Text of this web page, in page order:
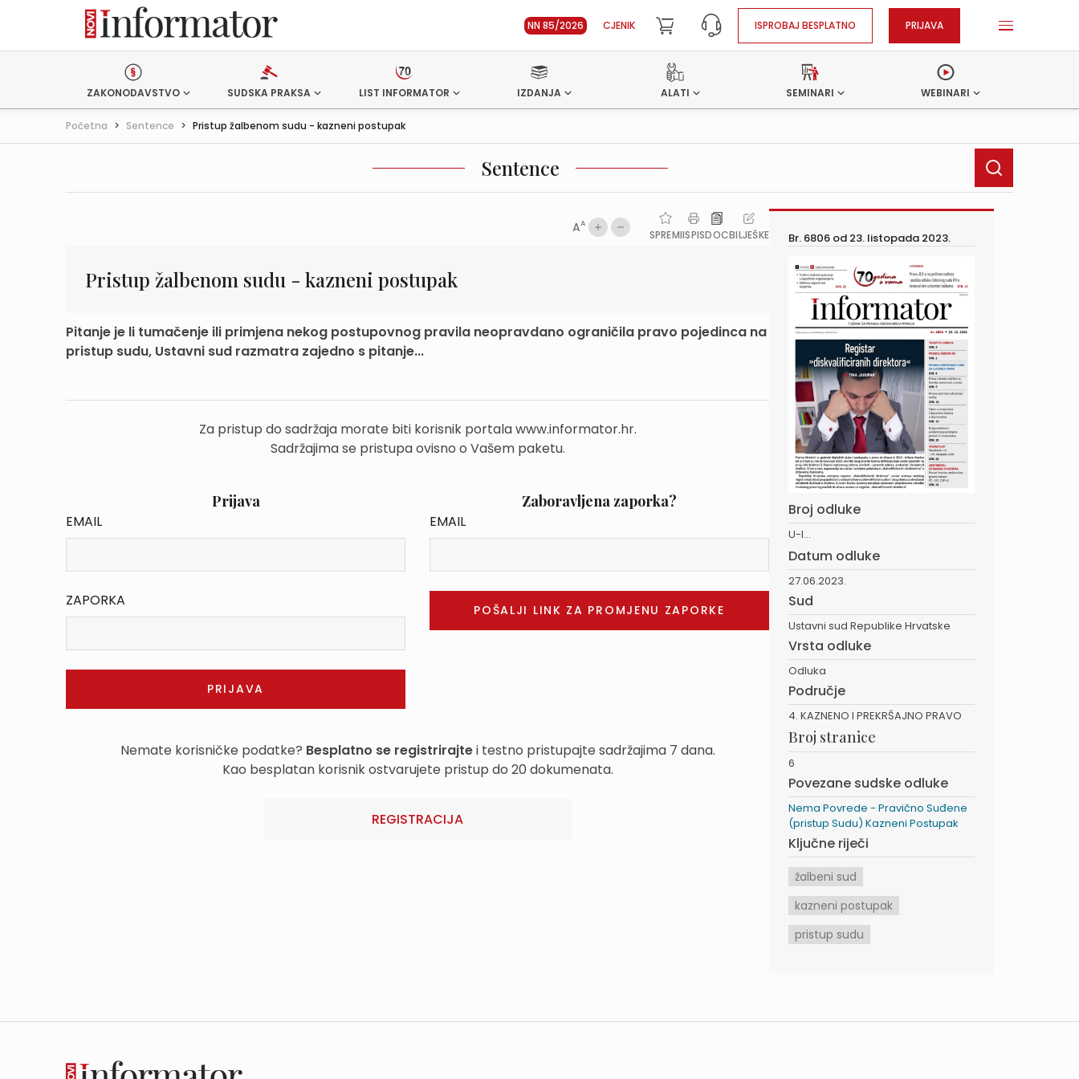
NN 85/2026 CJENIK ISPROBAJ BESPLATNO PRIJAVA
ZAKONODAVSTVO SUDSKA PRAKSA LIST INFORMATOR IZDANJA ALATI SEMINARI WEBINARI
Početna > Sentence > Pristup žalbenom sudu - kazneni postupak
Sentence
AA
SPREMIISPISDOCBILJEŠKE
Pristup žalbenom sudu - kazneni postupak
Pitanje je li tumačenje ili primjena nekog postupovnog pravila neopravdano ograničila pravo pojedinca na
pristup sudu, Ustavni sud razmatra zajedno s pitanje...
Za pristup do sadržaja morate biti korisnik portala www.informator.hr.
Sadržajima se pristupa ovisno o Vašem paketu.
Prijava
EMAIL
ZAPORKA
Zaboravljena zaporka?
EMAIL
Nemate korisničke podatke? Besplatno se registrirajtei testno pristupajte sadržajima 7 dana.
Kao besplatan korisnik ostvarujete pristup do 20 dokumenata.
REGISTRACIJA
Br. 6806 od 23. listopada 2023.
Broj odluke
U-I...
Datum odluke
27.06.2023.
Sud
Ustavni sud Republike Hrvatske
Vrsta odluke
Odluka
Područje
4. KAZNENO I PREKRŠAJNO PRAVO
Broj stranice
6
Povezane sudske odluke
Nema Povrede - Pravično Suđene
(pristup Sudu) Kazneni Postupak
Ključne riječi
žalbeni sud
kazneni postupak
pristup sudu